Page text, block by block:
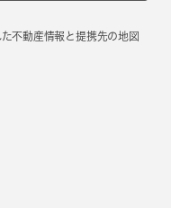
不動産情報と提携先の地図